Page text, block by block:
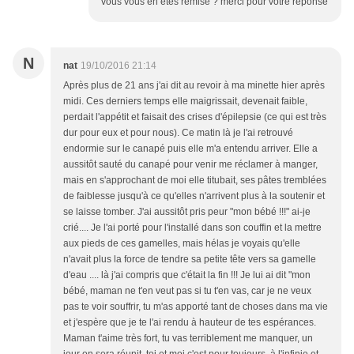
N nat 19/10/2016 21:14
Après plus de 21 ans j'ai dit au revoir à ma minette hier après
midi. Ces derniers temps elle maigrissait, devenait faible,
perdait l'appétit et faisait des crises d'épilepsie (ce qui est très
dur pour eux et pour nous). Ce matin là je l'ai retrouvé
endormie sur le canapé puis elle m'a entendu arriver. Elle a
aussitôt sauté du canapé pour venir me réclamer à manger,
mais en s'approchant de moi elle titubait, ses pâtes tremblées
de faiblesse jusqu'à ce qu'elles n'arrivent plus à la soutenir et
se laisse tomber. J'ai aussitôt pris peur "mon bébé !!!" ai-je
crié.... Je l'ai porté pour l'installé dans son couffin et la mettre
aux pieds de ces gamelles, mais hélas je voyais qu'elle
n'avait plus la force de tendre sa petite tête vers sa gamelle
d'eau .... là j'ai compris que c'était la fin !!! Je lui ai dit "mon
bébé, maman ne t'en veut pas si tu t'en vas, car je ne veux
pas te voir souffrir, tu m'as apporté tant de choses dans ma vie
et j'espère que je te l'ai rendu à hauteur de tes espérances.
Maman t'aime très fort, tu vas terriblement me manquer, un